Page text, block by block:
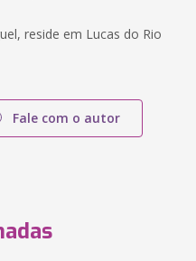
reside em Lucas do Rio
Fale com o autor